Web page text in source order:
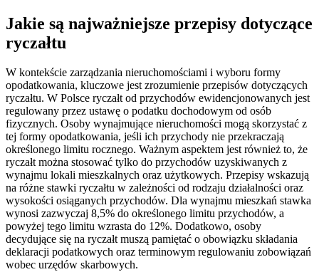
Jakie są najważniejsze przepisy dotyczące
ryczałtu
W kontekście zarządzania nieruchomościami i wyboru formy
opodatkowania, kluczowe jest zrozumienie przepisów dotyczących
ryczałtu. W Polsce ryczałt od przychodów ewidencjonowanych jest
regulowany przez ustawę o podatku dochodowym od osób
fizycznych. Osoby wynajmujące nieruchomości mogą skorzystać z
tej formy opodatkowania, jeśli ich przychody nie przekraczają
określonego limitu rocznego. Ważnym aspektem jest również to, że
ryczałt można stosować tylko do przychodów uzyskiwanych z
wynajmu lokali mieszkalnych oraz użytkowych. Przepisy wskazują
na różne stawki ryczałtu w zależności od rodzaju działalności oraz
wysokości osiąganych przychodów. Dla wynajmu mieszkań stawka
wynosi zazwyczaj 8,5% do określonego limitu przychodów, a
powyżej tego limitu wzrasta do 12%. Dodatkowo, osoby
decydujące się na ryczałt muszą pamiętać o obowiązku składania
deklaracji podatkowych oraz terminowym regulowaniu zobowiązań
wobec urzędów skarbowych.